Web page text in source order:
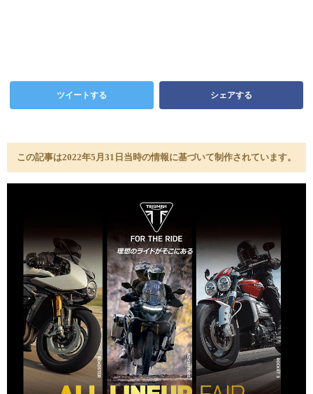
ツイートする シェアする
この記事は2022年5月31日当時の情報に基づいて制作されています。